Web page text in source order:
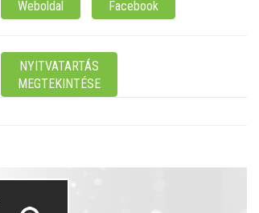
Weboldal Facebook
NYITVATARTÁS
MEGTEKINTÉSE